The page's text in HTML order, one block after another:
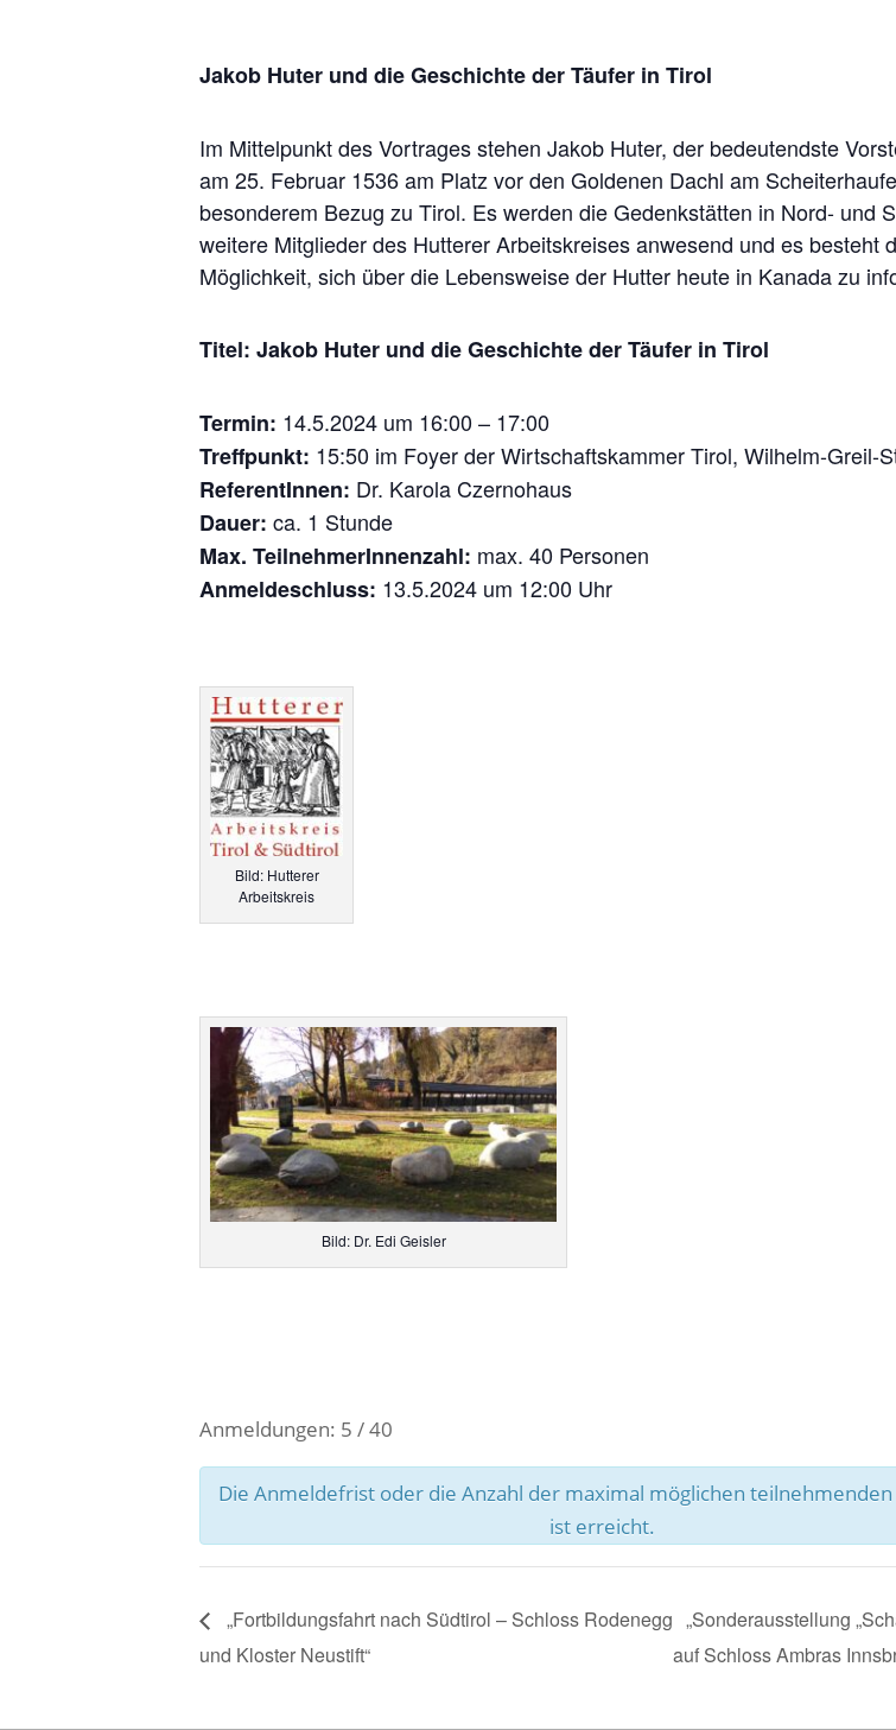
Jakob Huter und die Geschichte der Täufer in Tirol
Im Mittelpunkt des Vortrages stehen Jakob Huter, der bedeutendste
am 25. Februar 1536 am Platz vor den Goldenen Dachl am
besonderem Bezug zu Tirol. Es werden die Gedenkstätten in Nord- und
weitere Mitglieder des Hutterer Arbeitskreises anwesend und es besteht
Möglichkeit, sich über die Lebensweise der Hutter heute in Kanada zu
Titel: Jakob Huter und die Geschichte der Täufer in Tirol
Termin: 14.5.2024 um 16:00 – 17:00
Treffpunkt: 15:50 im Foyer der Wirtschaftskammer Tirol, Wilhelm-Greil-
ReferentInnen: Dr. Karola Czernohaus
Dauer: ca. 1 Stunde
Max. TeilnehmerInnenzahl: max. 40 Personen
Anmeldeschluss: 13.5.2024 um 12:00 Uhr
Bild: Hutterer
Arbeitskreis
Bild: Dr. Edi Geisler
Anmeldungen: 5 / 40
Die Anmeldefrist oder die Anzahl der maximal möglichen
ist erreicht.
„Fortbildungsfahrt nach Südtirol – Schloss Rodenegg
und Kloster Neustift“
„Sonderausstellung
auf Schloss Ambras